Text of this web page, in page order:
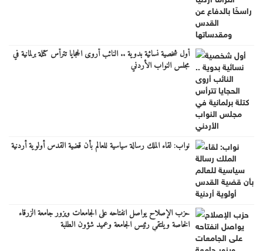
أول شخصية نسائية بدوية .. النائب أروى الحجايا تترأس كتلة برلمانية في
مجلس النواب الأردني
نواب: لقاء الملك رسالة سياسية للعالم بأن قضية القدس أولوية أردنية
حزب الإصلاح يواصل انفتاحه على الجامعات ويزور جامعة الزرقاء
الخاصة ويلتقي رئيس الجامعة وعميد شؤون الطلبة